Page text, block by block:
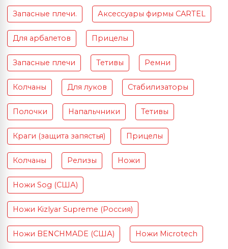
Запасные плечи. Аксессуары фирмы CARTEL
Для арбалетов Прицелы
Запасные плечи Тетивы Ремни
Колчаны Для луков Стабилизаторы
Полочки Напальчники Тетивы
Краги (защита запястья) Прицелы
Колчаны Релизы Ножи
Ножи Sog (США)
Ножи Kizlyar Supreme (Россия)
Ножи BENCHMADE (США) Ножи Microtech